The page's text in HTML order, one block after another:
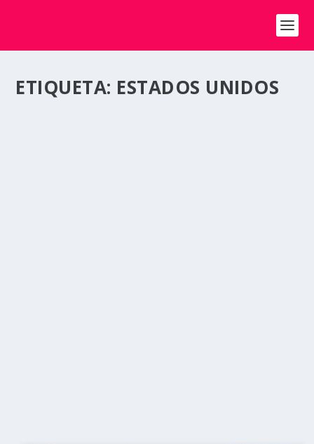
ETIQUETA: ESTADOS UNIDOS